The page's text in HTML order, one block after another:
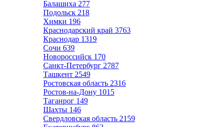
Балашиха 277
Подольск 218
Химки 196
Краснодарский край 3763
Краснодар 1319
Сочи 639
Новороссийск 170
Санкт-Петербург 2787
Ташкент 2549
Ростовская область 2316
Ростов-на-Дону 1015
Таганрог 149
Шахты 146
Свердловская область 2159